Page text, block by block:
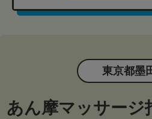
東京都墨
あん摩マッサージ